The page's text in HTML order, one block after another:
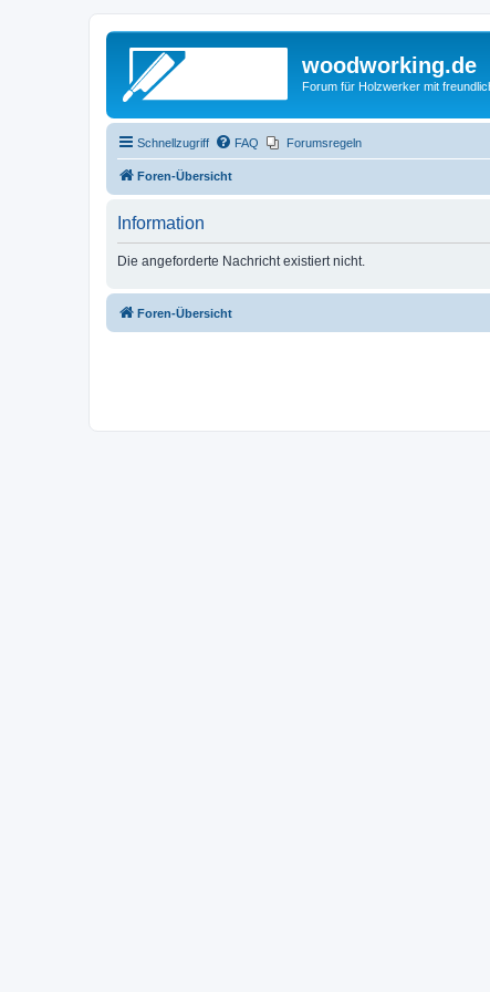
woodworking.de
Forum für Holzwerker mit
Schnellzugriff FAQ Forumsregeln
Foren-Übersicht
Information
Die angeforderte Nachricht existiert nicht.
Foren-Übersicht